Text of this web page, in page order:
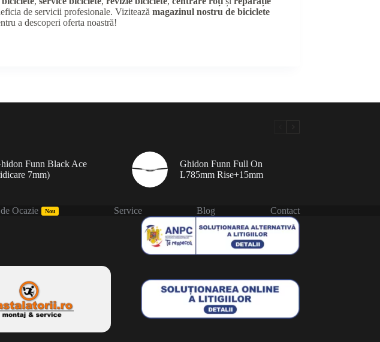
de servicii profesionale. Vizitează magazinul nostru de biciclete
a descoperi oferta noastră!
Funn Black Ace
7mm)
Ghidon Funn Full On
L785mm Rise+15mm
Ocazie Nou Service Blog
Contact